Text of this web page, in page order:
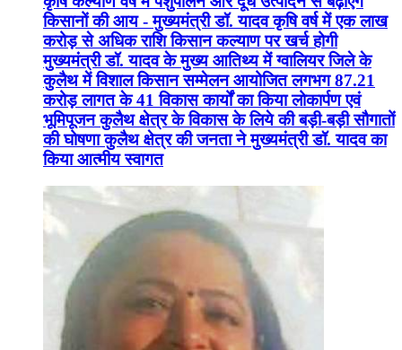
किसानों की आय - मुख्यमंत्री डॉ. यादव कृषि वर्ष में एक लाख
करोड़ से अधिक राशि किसान कल्याण पर खर्च होगी
मुख्यमंत्री डॉ. यादव के मुख्य आतिथ्य में ग्वालियर जिले के
कुलैथ में विशाल किसान सम्मेलन आयोजित लगभग 87.21
करोड़ लागत के 41 विकास कार्यों का किया लोकार्पण एवं
भूमिपूजन कुलैथ क्षेत्र के विकास के लिये की बड़ी-बड़ी सौगातों
की घोषणा कुलैथ क्षेत्र की जनता ने मुख्यमंत्री डॉ. यादव का
किया आत्मीय स्वागत